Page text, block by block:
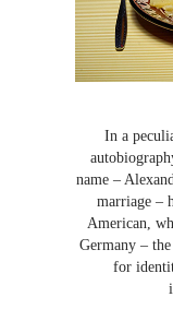
In a
name –
marriage –
American,
Germany –
for